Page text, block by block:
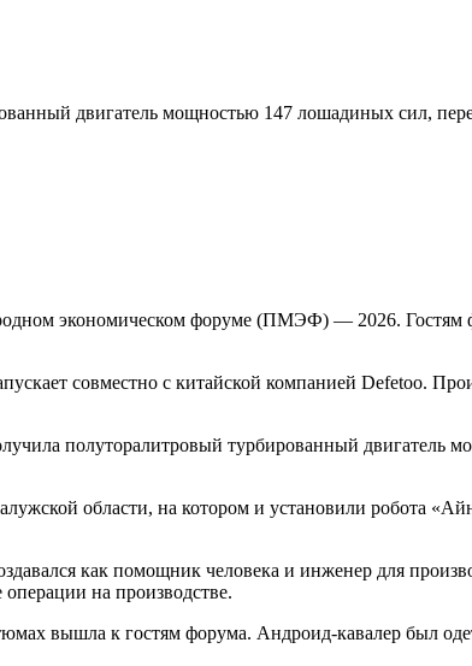
двигатель мощностью 147 лошадиных сил,
экономическом форуме (ПМЭФ) — 2026. Гостям
совместно с китайской компанией Defetoo.
полуторалитровый турбированный
области, на котором и установили робота
как помощник человека и инженер для
на производстве.
вышла к гостям форума. Андроид-кавалер был